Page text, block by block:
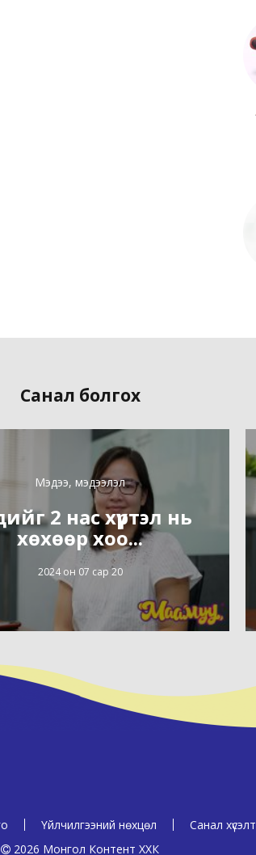
Санал болгох
Мэдээ, мэдээлэл
2 нас хүртэл нь
хөхөөр хоо...
2024 он 07 сар 20
Үйлчилгээний нөхцөл Санал хүсэлт
2026 Монгол Контент ХХК